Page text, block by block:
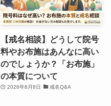
【戒名相談】どうして院号
料やお布施はあんなに高い
のでしょうか？「お布施」
の本質について
2026年8月8日 戒名Q&A